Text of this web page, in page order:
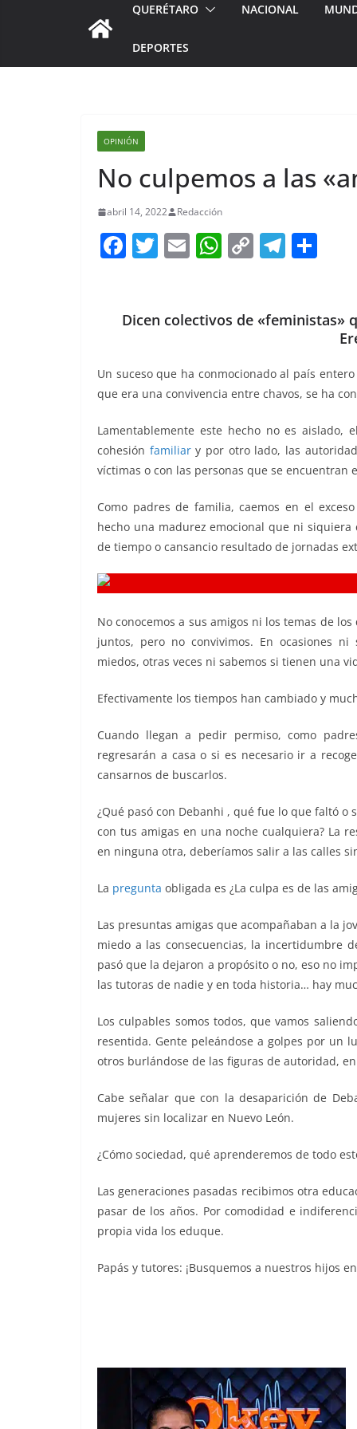
QUERÉTARO NACIONAL
DEPORTES
OPINIÓN
No culpemos a las
abril 14, 2022 Redacción
F
e
o
o
k
T
er
E
l
W
s
p
p
C
y
n
k
T
gr
m
e
Dicen colectivos de «feministas»
Un suceso que ha conmocionado al país
que era una convivencia entre chavos, se ha
Lamentablemente este hecho no es aislado,
cohesión familiary por otro lado, las
víctimas o con las personas que se encuentran
Como padres de familia, caemos en el
hecho una madurez emocional que ni siquiera
de tiempo o cansancio resultado de jornadas
No conocemos a sus amigos ni los temas de
juntos, pero no convivimos. En ocasiones
miedos, otras veces ni sabemos si tienen una
Efectivamente los tiempos han cambiado y
Cuando llegan a pedir permiso, como
regresarán a casa o si es necesario ir a
cansarnos de buscarlos.
¿Qué pasó con Debanhi , qué fue lo que faltó o
con tus amigas en una noche cualquiera? La
en ninguna otra, deberíamos salir a las calles
La pregunta obligada es ¿La culpa es de las
Las presuntas amigas que acompañaban a la
miedo a las consecuencias, la incertidumbre
pasó que la dejaron a propósito o no, eso no
las tutoras de nadie y en toda historia… hay
Los culpables somos todos, que vamos
resentida. Gente peleándose a golpes por un
otros burlándose de las figuras de autoridad,
Cabe señalar que con la desaparición de
mujeres sin localizar en Nuevo León.
¿Cómo sociedad, qué aprenderemos de todo
Las generaciones pasadas recibimos otra
pasar de los años. Por comodidad e
propia vida los eduque.
Papás y tutores: ¡Busquemos a nuestros hijos